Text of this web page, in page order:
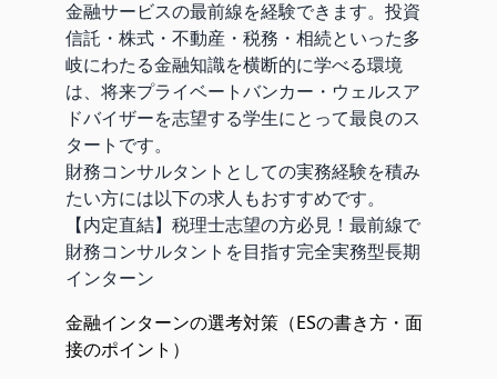
金融サービスの最前線を経験できます。投資
信託・株式・不動産・税務・相続といった多
岐にわたる金融知識を横断的に学べる環境
は、将来プライベートバンカー・ウェルスア
ドバイザーを志望する学生にとって最良のス
タートです。
財務コンサルタントとしての実務経験を積み
たい方には以下の求人もおすすめです。
【内定直結】税理士志望の方必見！最前線で
財務コンサルタントを目指す完全実務型長期
インターン
金融インターンの選考対策（ESの書き方・面
接のポイント）